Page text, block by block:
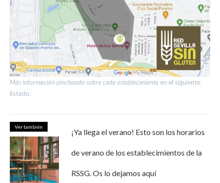
Más información pinchando sobre cada establecimiento en el siguiente
listado:
Ver también
¡Ya llega el verano! Esto son los horarios
de verano de los establecimientos de la
RSSG. Os lo dejamos aquí